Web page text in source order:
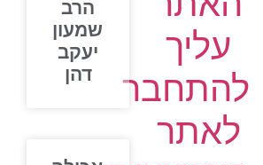
עליך
להתחבר
לאתר
הרב
שמעון
יעקב
דהן